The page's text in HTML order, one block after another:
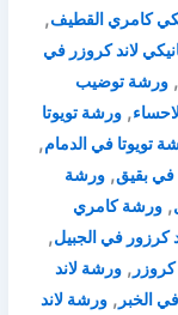
كامري القطيف,
لاند كروزر في
, ورشة توضيب
, ورشة تويوتا
تويوتا في الدمام,
في بقيق, ورشة
, ورشة كامري
كرزور في الجبيل,
, ورشة لاند
الخبر , ورشة لاند